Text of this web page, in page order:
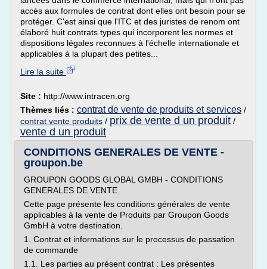
accès aux formules de contrat dont elles ont besoin pour se
protéger. C'est ainsi que l'ITC et des juristes de renom ont
élaboré huit contrats types qui incorporent les normes et
dispositions légales reconnues à l'échelle internationale et
applicables à la plupart des petites...
Lire la suite
Site : http://www.intracen.org
Thèmes liés : contrat de vente de produits et services /
contrat vente produits / prix de vente d un produit /
vente d un produit
CONDITIONS GENERALES DE VENTE -
groupon.be
GROUPON GOODS GLOBAL GMBH - CONDITIONS
GENERALES DE VENTE
Cette page présente les conditions générales de vente
applicables à la vente de Produits par Groupon Goods
GmbH à votre destination.
1. Contrat et informations sur le processus de passation
de commande
1.1. Les parties au présent contrat : Les présentes